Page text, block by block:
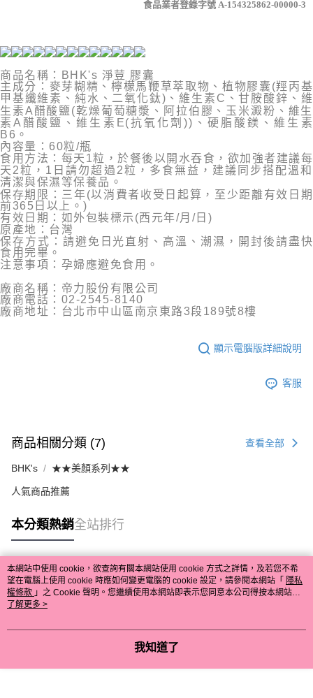
食品業者登錄字號 A-154325862-00000-3
商品名稱：BHK's 淨荳 膠囊
主成分： 麥芽糊精、檸檬馬鞭草萃取物、植物膠囊(羥丙基
甲基纖維素、純水、二氧化鈦)、維生素C、甘胺酸鋅、維
生素A醋酸鹽(乾燥葡萄糖漿、阿拉伯膠、玉米澱粉、維生
素A醋酸鹽、維生素E(抗氧化劑))、硬脂酸鎂、維生素
B6。
內容量： 60粒/瓶
食用方法： 每天1粒，於餐後以開水吞食，欲加強者建議每
天2粒，1日請勿超過2粒，多食無益，建議同步搭配溫和
清潔與保濕等保養品。
保存期限：三年(以消費者收受日起算，至少距離有效日期
前365日以上。)
有效日期：如外包裝標示(西元年/月/日)
原產地：台灣
保存方式：請避免日光直射、高溫、潮濕，開封後請盡快
食用完畢。
注意事項：孕婦應避免食用。
廠商名稱：帝力股份有限公司
廠商電話：02-2545-8140
廠商地址：台北市中山區南京東路3段189號8樓
顯示電腦版詳細說明
客服
商品相關分類 (7) 查看全部
BHK's ★★美顏系列★★
人氣商品推薦
本分類熱銷全站排行
熱門標籤
本網站中使用 cookie，欲查詢有關本網站使用 cookie 方式之詳情，及若您不希
望在電腦上使用 cookie 時應如何變更電腦的 cookie 設定，請參閱本網站「 隱私
權條款 」之 Cookie 聲明。您繼續使用本網站即表示您同意本公司得按本網站使
用條款之 Cookie 聲明使用 cookie。
了解更多 >
我知道了